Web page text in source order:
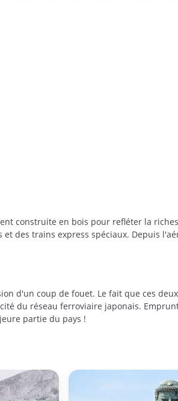
construite en bois pour refléter la
des trains express spéciaux. Depuis
d'un coup de fouet. Le fait que ces
du réseau ferroviaire japonais.
partie du pays !